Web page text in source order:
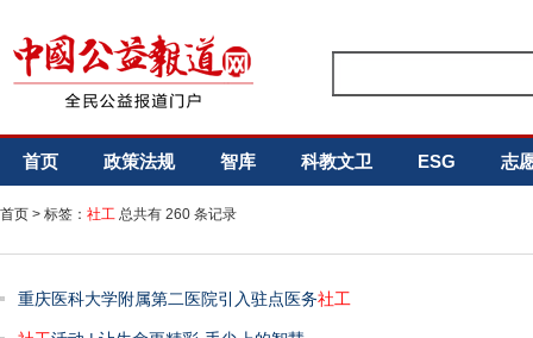
首页 政策法规 智库 科教文卫 ESG 志
首页 > 标签： 社工 总共有 260 条记录
重庆医科大学附属第二医院引入驻点医务社工